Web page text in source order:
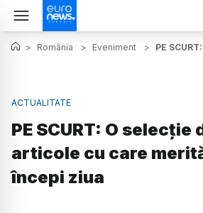
> România > Eveniment > PE
ACTUALITATE
PE SCURT: O selecție
articole cu care
începi ziua